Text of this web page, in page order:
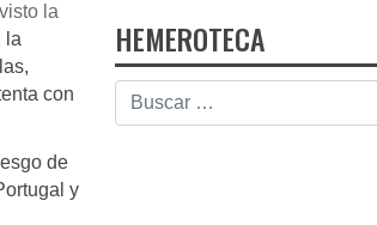
la
la
con
de
y
HEMEROTECA